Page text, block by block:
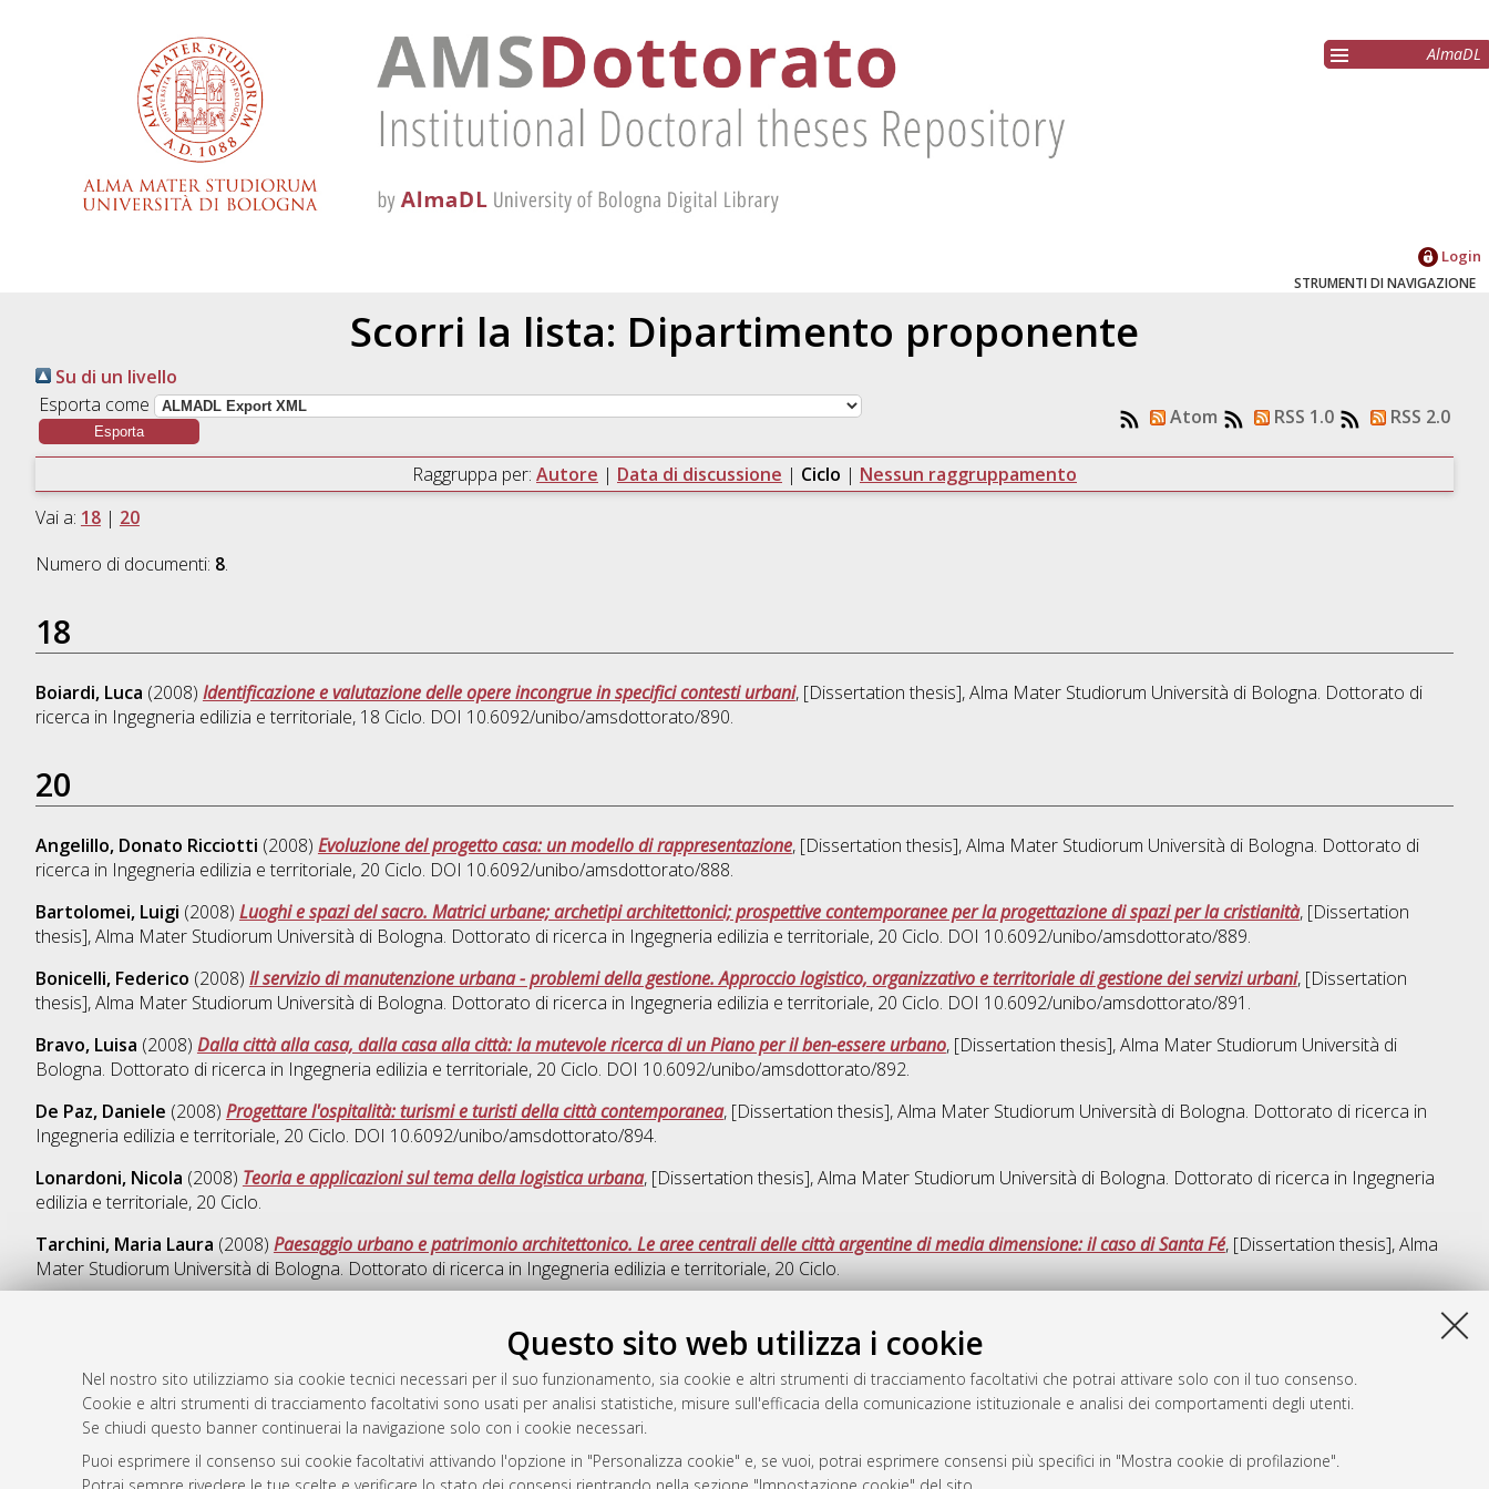
Questo sito web utilizza i cookie
Nel nostro sito utilizziamo sia cookie tecnici necessari per il suo funzionamento, sia cookie e altri strumenti di tracciamento facoltativi che potrai attivare solo con il tuo consenso.
Cookie e altri strumenti di tracciamento facoltativi sono usati per analisi statistiche, misure sull'efficacia della comunicazione istituzionale e analisi dei comportamenti degli utenti.
Se chiudi questo banner continuerai la navigazione solo con i cookie necessari.
Puoi esprimere il consenso sui cookie facoltativi attivando l'opzione in "Personalizza cookie" e, se vuoi, potrai esprimere consensi più specifici in "Mostra cookie di profilazione".
AlmaDL
Login
STRUMENTI DI NAVIGAZIONE
Scorri la lista: Dipartimento proponente
Su di un livello
Esporta come
Atom RSS 1.0 RSS 2.0
Raggruppa per: Autore | Data di discussione | Ciclo | Nessun raggruppamento
Vai a: 18| 20
Numero di documenti: 8.
18
Boiardi, Luca (2008) Identificazione e valutazione delle opere incongrue in specifici contesti urbani, [Dissertation thesis], Alma Mater Studiorum Università di Bologna. Dottorato di
ricerca in Ingegneria edilizia e territoriale, 18 Ciclo. DOI 10.6092/unibo/amsdottorato/890.
20
Angelillo, Donato Ricciotti (2008) Evoluzione del progetto casa: un modello di rappresentazione, [Dissertation thesis], Alma Mater Studiorum Università di Bologna. Dottorato di
ricerca in Ingegneria edilizia e territoriale, 20 Ciclo. DOI 10.6092/unibo/amsdottorato/888.
Bartolomei, Luigi (2008) Luoghi e spazi del sacro. Matrici urbane; archetipi architettonici; prospettive contemporanee per la progettazione di spazi per la cristianità, [Dissertation
thesis], Alma Mater Studiorum Università di Bologna. Dottorato di ricerca in Ingegneria edilizia e territoriale, 20 Ciclo. DOI 10.6092/unibo/amsdottorato/889.
Bonicelli, Federico (2008) Il servizio di manutenzione urbana - problemi della gestione. Approccio logistico, organizzativo e territoriale di gestione dei servizi urbani, [Dissertation
thesis], Alma Mater Studiorum Università di Bologna. Dottorato di ricerca in Ingegneria edilizia e territoriale, 20 Ciclo. DOI 10.6092/unibo/amsdottorato/891.
Bravo, Luisa (2008) Dalla città alla casa, dalla casa alla città: la mutevole ricerca di un Piano per il ben-essere urbano, [Dissertation thesis], Alma Mater Studiorum Università di
Bologna. Dottorato di ricerca in Ingegneria edilizia e territoriale, 20 Ciclo. DOI 10.6092/unibo/amsdottorato/892.
De Paz, Daniele (2008) Progettare l'ospitalità: turismi e turisti della città contemporanea, [Dissertation thesis], Alma Mater Studiorum Università di Bologna. Dottorato di ricerca in
Ingegneria edilizia e territoriale, 20 Ciclo. DOI 10.6092/unibo/amsdottorato/894.
Lonardoni, Nicola (2008) Teoria e applicazioni sul tema della logistica urbana, [Dissertation thesis], Alma Mater Studiorum Università di Bologna. Dottorato di ricerca in Ingegneria
edilizia e territoriale, 20 Ciclo.
Tarchini, Maria Laura (2008) Paesaggio urbano e patrimonio architettonico. Le aree centrali delle città argentine di media dimensione: il caso di Santa Fé, [Dissertation thesis], Alma
Mater Studiorum Università di Bologna. Dottorato di ricerca in Ingegneria edilizia e territoriale, 20 Ciclo.
Questa lista e' stata generata il Wed Aug 5 20:50:18 2026 CEST.
Atom
Rss 1.0
Rss 2.0
AMS Dottorato
ISSN: 2038-7946
Servizio implementato e gestito da
Impostazioni Cookie